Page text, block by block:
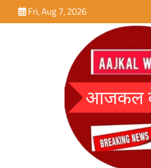
to
Fri, Aug 7, 2026